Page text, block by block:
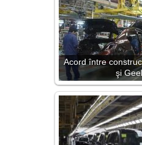
Acord între
şi